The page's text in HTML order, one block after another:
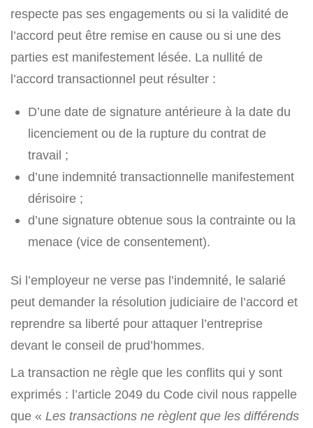
respecte pas ses engagements ou si la validité de
l’accord peut être remise en cause ou si une des
parties est manifestement lésée. La nullité de
l’accord transactionnel peut résulter :
D’une date de signature antérieure à la date du
licenciement ou de la rupture du contrat de
travail ;
d’une indemnité transactionnelle manifestement
dérisoire ;
d’une signature obtenue sous la contrainte ou la
menace (vice de consentement).
Si l’employeur ne verse pas l’indemnité, le salarié
peut demander la résolution judiciaire de l’accord et
reprendre sa liberté pour attaquer l’entreprise
devant le conseil de prud’hommes.
La transaction ne règle que les conflits qui y sont
exprimés : l’article 2049 du Code civil nous rappelle
que « Les transactions ne règlent que les différends